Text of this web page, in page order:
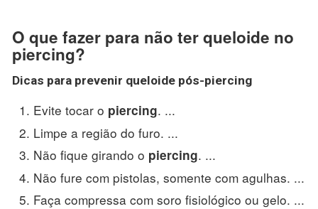
O que fazer para não ter queloide no
piercing?
Dicas para prevenir queloide pós-piercing
Evite tocar o piercing. ...
Limpe a região do furo. ...
Não fique girando o piercing. ...
Não fure com pistolas, somente com agulhas. ...
Faça compressa com soro fisiológico ou gelo. ...